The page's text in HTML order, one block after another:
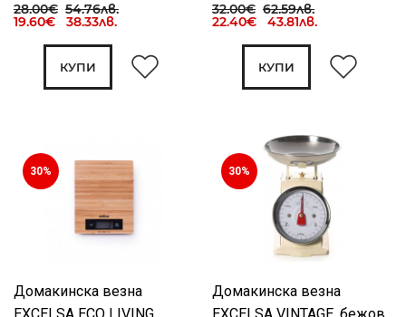
28.00€ 54.76лв.
19.60€ 38.33лв.
КУПИ
32.00€ 62.59лв.
22.40€ 43.81лв.
КУПИ
30%
Домакинска везна
EXCELSA ECO LIVING
30%
Домакинска везна
EXCELSA VINTAGE, бежов